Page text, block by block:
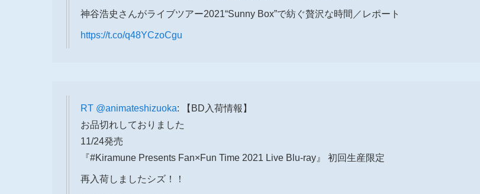
神谷浩史さんがライブツアー2021“Sunny Box”で紡ぐ贅沢な時間／レポート
https://t.co/q48YCzoCgu
RT @animateshizuoka: 【BD入荷情報】
お品切れしておりました
11/24発売
『#Kiramune Presents Fan×Fun Time 2021 Live Blu-ray』 初回生産限定
再入荷しましたシズ！！